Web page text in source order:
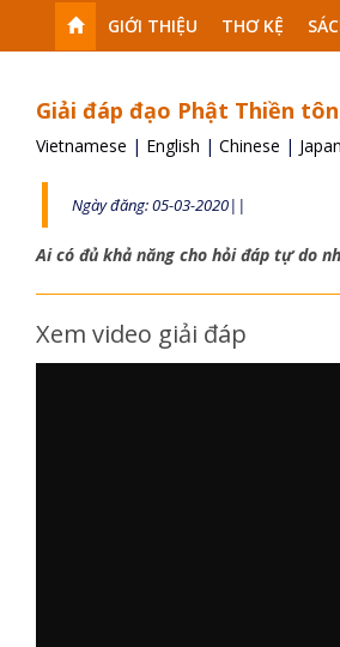
GIỚI THIỆU THƠ KỆ
Giải đáp đạo Phật Thiền
Vietnamese | English | Chinese |
Ngày đăng: 05-03-2020||
Ai có đủ khả năng cho hỏi đáp tự do
Xem video giải đáp